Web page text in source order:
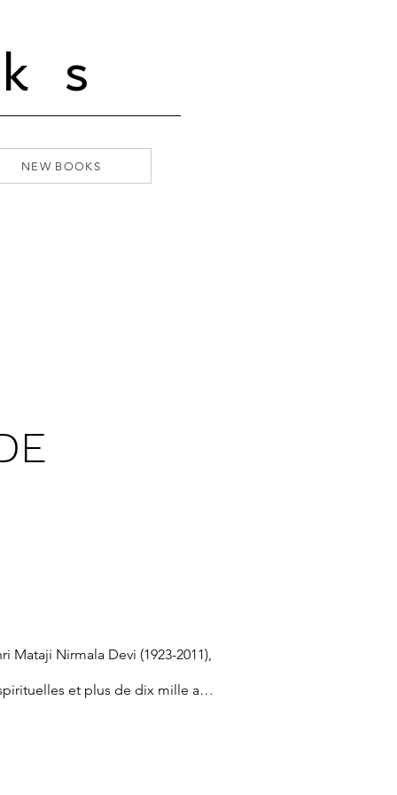
NEW BOOKS
Mataji Nirmala Devi (1923-2011),
et plus de dix mille ans